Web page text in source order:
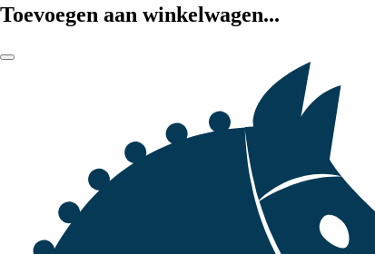
Toevoegen aan winkelwagen...